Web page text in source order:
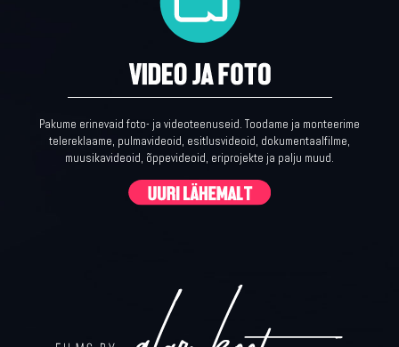
Pakume erinevaid foto- ja videoteenuseid. Toodame ja monteerime
telereklaame, pulmavideoid, esitlusvideoid, dokumentaalfilme,
muusikavideoid, õppevideoid, eriprojekte ja palju muud.